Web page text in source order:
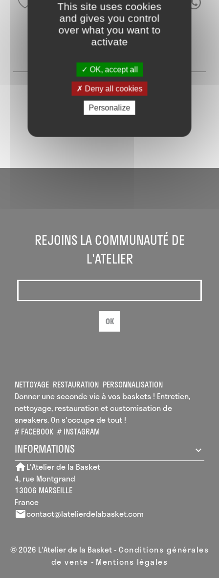
AVIS 0
REJOINS LA COMMUNAUTÉ DE
L'ATELIER
OK
NETTOYAGE RESTAURATION PERSONNALISATION
Donner une seconde vie à vos baskets ! Entretien,
nettoyage, restauration et customisation de
sneakers. On s'occupe de tout !
# FACEBOOK # INSTAGRAM
INFORMATIONS
homeL'Atelier de la Basket
4, rue Montgrand
13006 MARSEILLE
France
emailcontact@latelierdelabasket.com
© 2026 L'Atelier de la Basket - Conditions générales
de vente - Mentions légales
This site uses cookies
and gives you control
over what you want to
activate
OK, accept all
Deny all cookies
Personalize